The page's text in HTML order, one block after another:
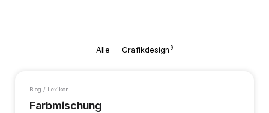
Alle Grafikdesign 9
Blog / Lexikon
Farbmischung